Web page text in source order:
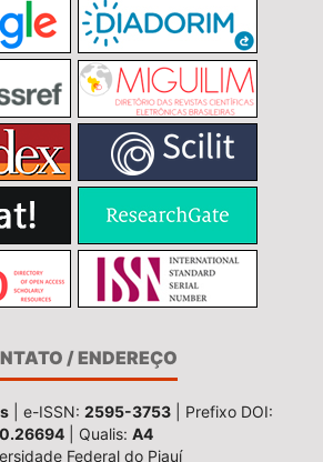
/ ENDEREÇO
| e-ISSN: 2595-3753 | Prefixo DOI:
| Qualis: A4
Federal do Piauí